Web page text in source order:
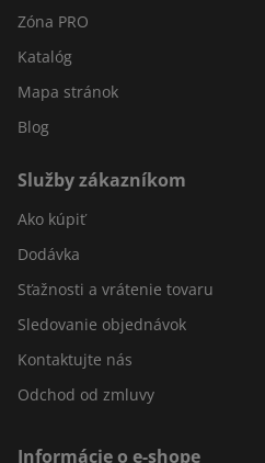
Zóna PRO
Katalóg
Mapa stránok
Blog
Služby zákazníkom
Ako kúpiť
Dodávka
Sťažnosti a vrátenie tovaru
Sledovanie objednávok
Kontaktujte nás
Odchod od zmluvy
Informácie o e-shope